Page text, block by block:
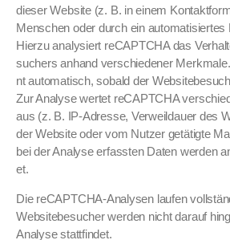
dieser Web­site (z. B. in einem
Men­schen oder durch ein automa­tisiertes
Hierzu analysiert reCAPTCHA das
such­ers anhand ver­schieden­er
nt automa­tisch, sobald der
Zur Analyse wertet reCAPTCHA
aus (z. B. IP-Adresse, Ver­weil­dauer des
der Web­site oder vom Nutzer getätigte
bei der Analyse erfassten Dat­en wer­den
et.
Die reCAPTCHA-Analy­sen laufen
Web­sitebe­such­er wer­den nicht darauf
Analyse stat­tfind­et.